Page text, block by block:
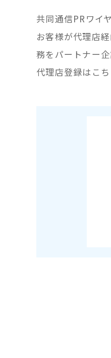
共同通信PRワイ
お客様が代理店
務をパートナー
代理店登録はこ